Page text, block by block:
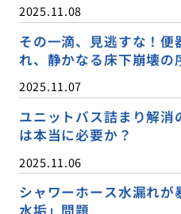
2025.11.08
その一滴、見逃すな！
れ、静かなる床下崩壊の
2025.11.07
ユニットバス詰まり解消
は本当に必要か？
2025.11.06
シャワーホース水漏れ